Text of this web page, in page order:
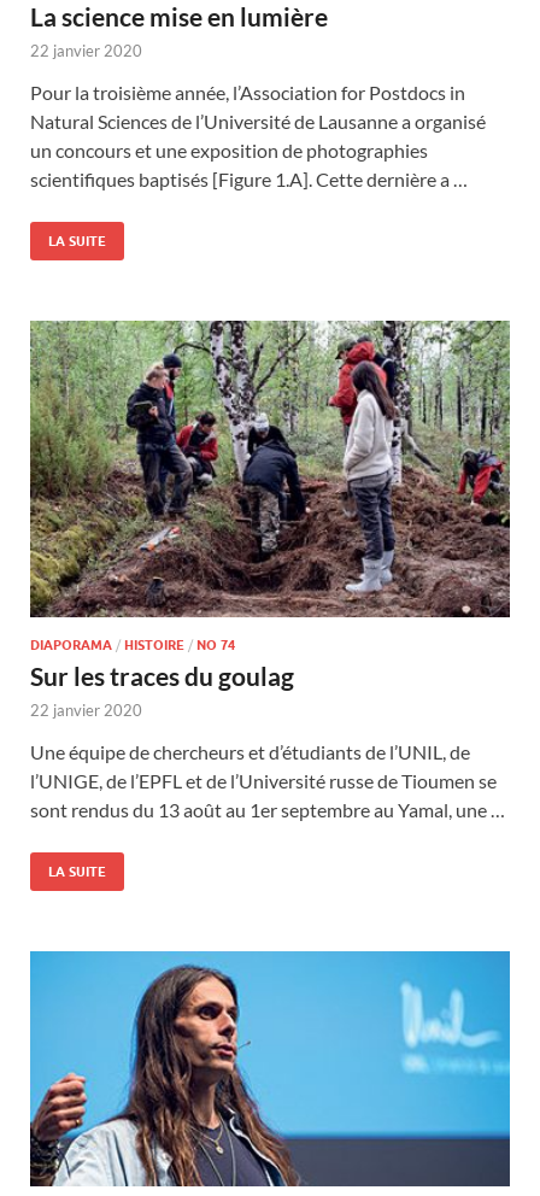
La science mise en lumière
22 janvier 2020
Pour la troisième année, l’Association for Postdocs in
Natural Sciences de l’Université de Lausanne a organisé
un concours et une exposition de photographies
scientifiques baptisés [Figure 1.A]. Cette dernière a …
LA SUITE
DIAPORAMA / HISTOIRE / NO 74
Sur les traces du goulag
22 janvier 2020
Une équipe de chercheurs et d’étudiants de l’UNIL, de
l’UNIGE, de l’EPFL et de l’Université russe de Tioumen se
sont rendus du 13 août au 1er septembre au Yamal, une …
LA SUITE